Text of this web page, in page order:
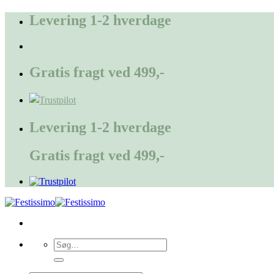
FortsætLevering 1-2 hverdage
Gratis fragt ved 499,-
Levering 1-2 hverdage
Gratis fragt ved 499,-
Søg
efter: